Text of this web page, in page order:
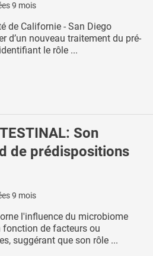
9 mois
de Californie - San Diego
d’un nouveau traitement du pré-
le rôle ...
Son
de prédispositions
9 mois
l'influence du microbiome
fonction de facteurs ou
suggérant que son rôle ...